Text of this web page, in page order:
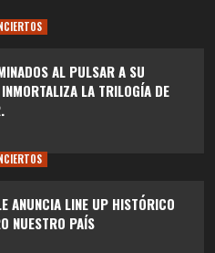
AL PULSAR A SU
LA TRILOGÍA DE
ANUNCIA LINE UP HISTÓRICO
NUESTRO PAÍS